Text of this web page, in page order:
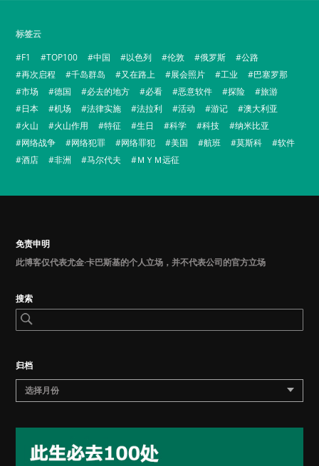
标签云
F1
TOP100 中国 以色列 伦敦 俄罗斯
公路
再次启程
千岛群岛 又在路上 展会照片 工业
巴塞罗那
市场
德国 必去的地方 必看 恶意软件 探险
旅游
日本
机场 法律实施 法拉利 活动 游记
澳大利亚
火山
火山作用 特征 生日 科学 科技
纳米比亚
网络战争
网络犯罪 网络罪犯 美国 航班 莫斯科
软件
酒店
非洲 马尔代夫 ＭＹＭ远征
免责申明
此博客仅代表尤金·卡巴斯基的个人立场，并不代表公司的官方立场
搜索
归档
选择月份